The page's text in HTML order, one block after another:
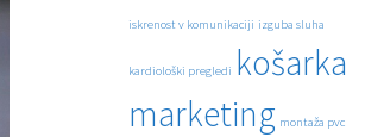
iskrenost v komunikaciji izguba sluha
kardiološki pregledi košarka
marketing montaža pvc